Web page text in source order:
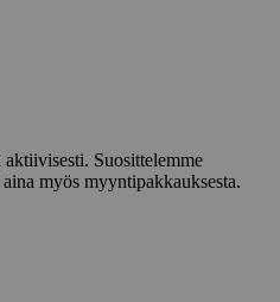
Suosittelemme
myös myyntipakkauksesta.